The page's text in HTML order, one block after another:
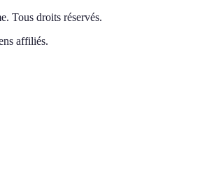
. Tous droits réservés.
affiliés.